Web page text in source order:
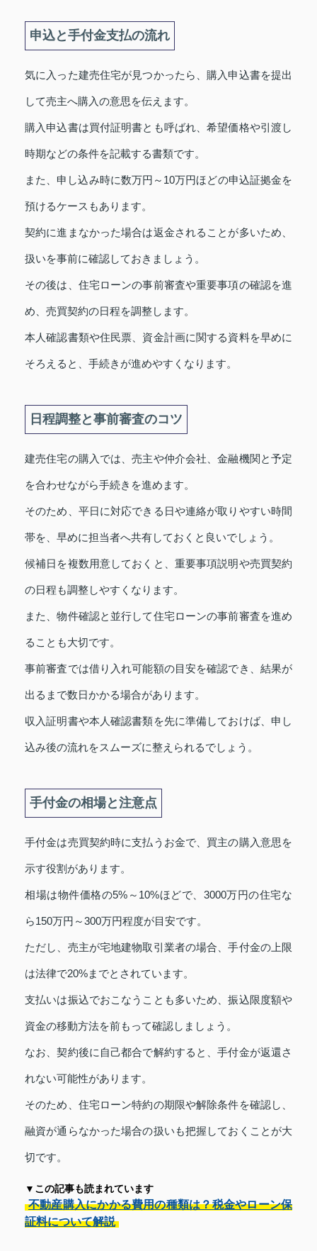
申込と手付金支払の流れ
気に入った建売住宅が見つかったら、購入申込書を提出
して売主へ購入の意思を伝えます。
購入申込書は買付証明書とも呼ばれ、希望価格や引渡し
時期などの条件を記載する書類です。
また、申し込み時に数万円～10万円ほどの申込証拠金を
預けるケースもあります。
契約に進まなかった場合は返金されることが多いため、
扱いを事前に確認しておきましょう。
その後は、住宅ローンの事前審査や重要事項の確認を進
め、売買契約の日程を調整します。
本人確認書類や住民票、資金計画に関する資料を早めに
そろえると、手続きが進めやすくなります。
日程調整と事前審査のコツ
建売住宅の購入では、売主や仲介会社、金融機関と予定
を合わせながら手続きを進めます。
そのため、平日に対応できる日や連絡が取りやすい時間
帯を、早めに担当者へ共有しておくと良いでしょう。
候補日を複数用意しておくと、重要事項説明や売買契約
の日程も調整しやすくなります。
また、物件確認と並行して住宅ローンの事前審査を進め
ることも大切です。
事前審査では借り入れ可能額の目安を確認でき、結果が
出るまで数日かかる場合があります。
収入証明書や本人確認書類を先に準備しておけば、申し
込み後の流れをスムーズに整えられるでしょう。
手付金の相場と注意点
手付金は売買契約時に支払うお金で、買主の購入意思を
示す役割があります。
相場は物件価格の5%～10%ほどで、3000万円の住宅な
ら150万円～300万円程度が目安です。
ただし、売主が宅地建物取引業者の場合、手付金の上限
は法律で20%までとされています。
支払いは振込でおこなうことも多いため、振込限度額や
資金の移動方法を前もって確認しましょう。
なお、契約後に自己都合で解約すると、手付金が返還さ
れない可能性があります。
そのため、住宅ローン特約の期限や解除条件を確認し、
融資が通らなかった場合の扱いも把握しておくことが大
切です。
▼この記事も読まれています
不動産購入にかかる費用の種類は？税金やローン保
証料について解説